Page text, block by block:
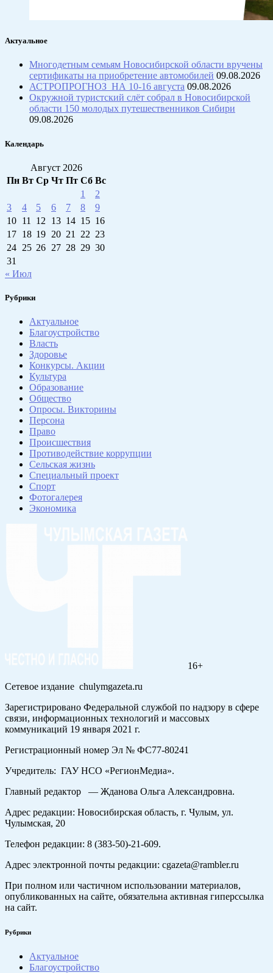
Актуальное
Многодетным семьям Новосибирской области вручены
сертификаты на приобретение автомобилей 09.08.2026
АСТРОПРОГНОЗ НА 10-16 августа 09.08.2026
Окружной туристский слёт собрал в Новосибирской
области 150 молодых путешественников Сибири
09.08.2026
Календарь
Август 2026
Пн Вт Ср Чт Пт Сб Вс
1
2
3
4 5 6 7 8
9
10 11 12 13 14 15 16
17 18 19 20 21 22 23
24 25 26 27 28 29 30
31
« Июл
Рубрики
Актуальное
Благоустройство
Власть
Здоровье
Конкурсы. Акции
Культура
Образование
Общество
Опросы. Викторины
Персона
Право
Происшествия
Противодействие коррупции
Сельская жизнь
Специальный проект
Спорт
Фотогалерея
Экономика
16+
Сетевое издание chulymgazeta.ru
Зарегистрировано Федеральной службой по надзору в сфере
связи, информационных технологий и массовых
коммуникаций 19 января 2021 г.
Регистрационный номер Эл № ФС77-80241
Учредитель: ГАУ НСО «РегионМедиа».
Главный редактор — Жданова Ольга Александровна.
Адрес редакции: Новосибирская область, г. Чулым, ул.
Чулымская, 20
Телефон редакции: 8 (383-50)-21-609.
Адрес электронной почты редакции: cgazeta@rambler.ru
При полном или частичном использовании материалов,
опубликованных на сайте, обязательна активная гиперссылка
на сайт.
Рубрики
Актуальное
Благоустройство